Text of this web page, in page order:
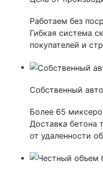
Работаем без
Гибкая система
покупателей и
Собственный
Более 65
Доставка бетона
от удаленности